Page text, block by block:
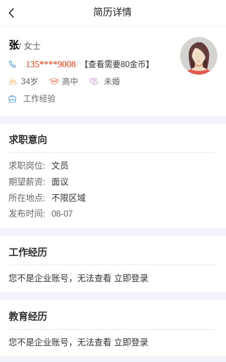
简历详情
张/ 女士
135****9008 【查看需要80金币】
34岁 高中 未婚
工作经验
求职意向
求职岗位:
文员
期望薪资:
面议
所在地点:
不限区域
发布时间:
08-07
工作经历
您不是企业账号，无法查看 立即登录
教育经历
您不是企业账号，无法查看 立即登录